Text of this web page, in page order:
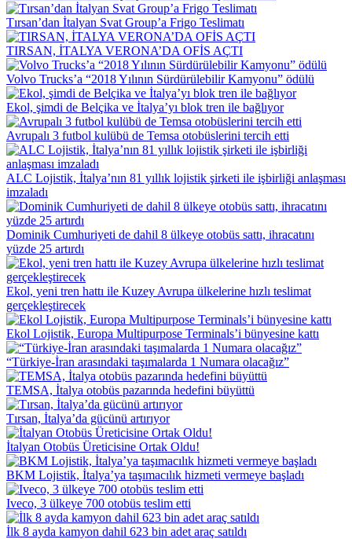
Tırsan’dan İtalyan Svat Group’a Frigo Teslimatı
TIRSAN, İTALYA VERONA’DA OFİS AÇTI
Volvo Trucks’a “2018 Yılının Sürdürülebilir Kamyonu” ödülü
Ekol, şimdi de Belçika ve İtalya’yı blok tren ile bağlıyor
Avrupalı 3 futbol kulübü de Temsa otobüslerini tercih etti
ALC Lojistik, İtalya’nın 81 yıllık lojistik şirketi ile işbirliği anlaşması
imzaladı
Dominik Cumhuriyeti de dahil 8 ülkeye otobüs sattı, ihracatını
yüzde 25 artırdı
Ekol, yeni tren hattı ile Kuzey Avrupa ülkelerine hızlı teslimat
gerçekleştirecek
Ekol Lojistik, Europa Multipurpose Terminals’i bünyesine kattı
“Türkiye-İran arasındaki taşımalarda 1 Numara olacağız”
TEMSA, İtalya otobüs pazarında hedefini büyüttü
Tırsan, İtalya’da gücünü artırıyor
İtalyan Otobüs Üreticisine Ortak Oldu!
BKM Lojistik, İtalya’ya taşımacılık hizmeti vermeye başladı
Iveco, 3 ülkeye 700 otobüs teslim etti
İlk 8 ayda kamyon dahil 623 bin adet araç satıldı